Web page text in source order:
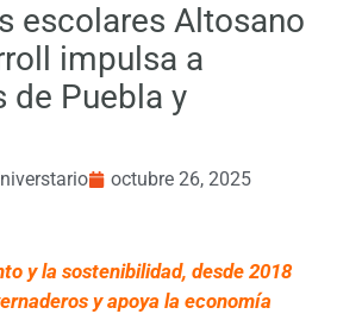
escolares Altosano
impulsa a
de Puebla y
octubre 26, 2025
y la sostenibilidad, desde 2018
y apoya la economía